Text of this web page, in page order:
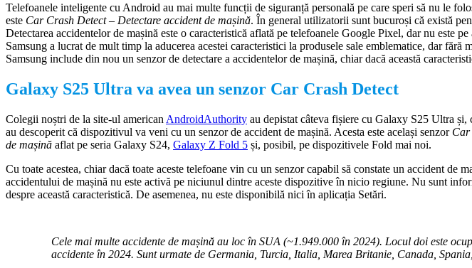
Telefoanele inteligente cu Android au mai multe funcții de siguranță personală pe care speri să nu le
este Car Crash Detect – Detectare accident de mașină. În general utilizatorii sunt bucuroși că există
Detectarea accidentelor de mașină este o caracteristică aflată pe telefoanele Google Pixel, dar nu este
Samsung a lucrat de mult timp la aducerea acestei caracteristici la produsele sale emblematice, dar fără
Samsung include din nou un senzor de detectare a accidentelor de mașină, chiar dacă această
Galaxy S25 Ultra va avea un senzor Car Crash Detect
Colegii noștri de la site-ul american AndroidAuthority au depistat câteva fișiere cu Galaxy S25 Ultra și,
au descoperit că dispozitivul va veni cu un senzor de accident de mașină. Acesta este același senzor Car
de mașină aflat pe seria Galaxy S24, Galaxy Z Fold 5 și, posibil, pe dispozitivele Fold mai noi.
Cu toate acestea, chiar dacă toate aceste telefoane vin cu un senzor capabil să constate un accident de
accidentului de mașină nu este activă pe niciunul dintre aceste dispozitive în nicio regiune. Nu sunt
despre această caracteristică. De asemenea, nu este disponibilă nici în aplicația Setări.
Cele mai multe accidente de mașină au loc în SUA (~1.949.000 în 2024). Locul doi este
accidente în 2024. Sunt urmate de Germania, Turcia, Italia, Marea Britanie, Canada,